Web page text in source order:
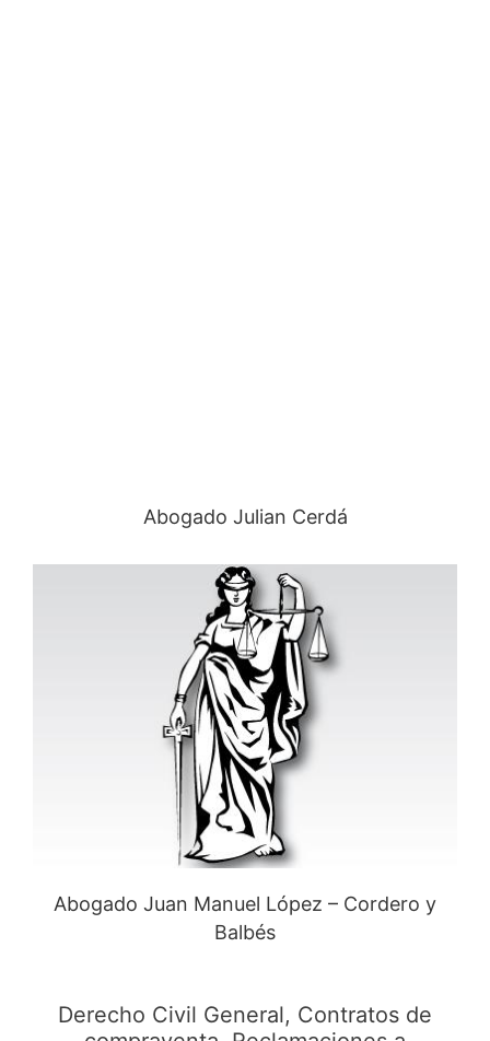
Abogado Julian Cerdá
Abogado Juan Manuel López – Cordero y
Balbés
Derecho Civil General, Contratos de